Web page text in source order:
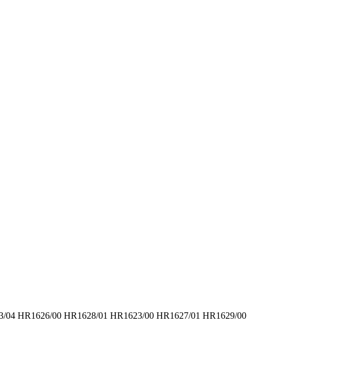
HR1626/00 HR1628/01 HR1623/00 HR1627/01 HR1629/00